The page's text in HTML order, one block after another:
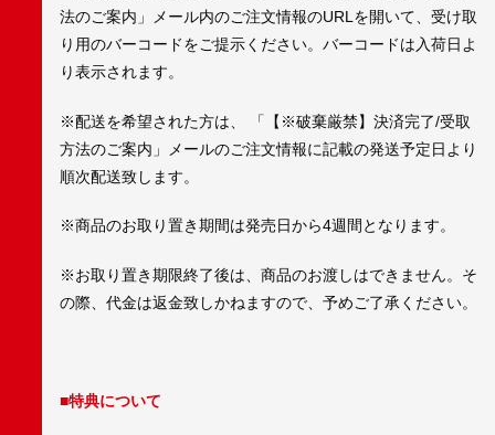
法のご案内」メール内のご注文情報のURLを開いて、受け取
り用のバーコードをご提示ください。バーコードは入荷日よ
り表示されます。
※配送を希望された方は、 「【※破棄厳禁】決済完了/受取
方法のご案内」メールのご注文情報に記載の発送予定日より
順次配送致します。
※商品のお取り置き期間は発売日から4週間となります。
※お取り置き期限終了後は、商品のお渡しはできません。そ
の際、代金は返金致しかねますので、予めご了承ください。
■特典について